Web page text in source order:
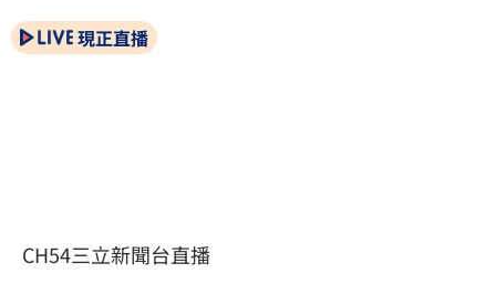
現正直播
CH54三立新聞台直播